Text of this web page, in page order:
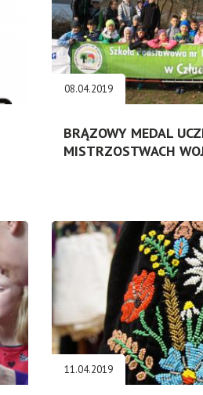
08.04.2019
BRĄZOWY MEDAL
MISTRZOSTWACH
11.04.2019